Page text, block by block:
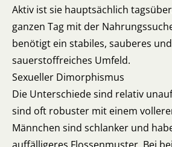
Aktiv ist sie hauptsächlich
ganzen Tag mit der
benötigt ein stabiles, sauberes
sauerstoffreiches Umfeld.
Sexueller Dimorphismus
Die Unterschiede sind relativ
sind oft robuster mit einem
Männchen sind schlanker und